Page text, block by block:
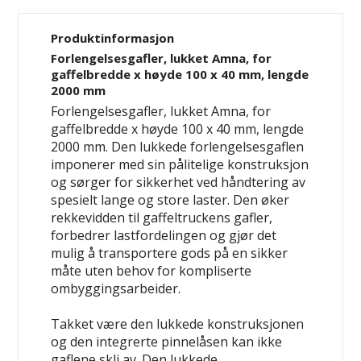
Produktinformasjon
Forlengelsesgafler, lukket Amna, for
gaffelbredde x høyde 100 x 40 mm, lengde
2000 mm
Forlengelsesgafler, lukket Amna, for
gaffelbredde x høyde 100 x 40 mm, lengde
2000 mm. Den lukkede forlengelsesgaflen
imponerer med sin pålitelige konstruksjon
og sørger for sikkerhet ved håndtering av
spesielt lange og store laster. Den øker
rekkevidden til gaffeltruckens gafler,
forbedrer lastfordelingen og gjør det
mulig å transportere gods på en sikker
måte uten behov for kompliserte
ombyggingsarbeider.
Takket være den lukkede konstruksjonen
og den integrerte pinnelåsen kan ikke